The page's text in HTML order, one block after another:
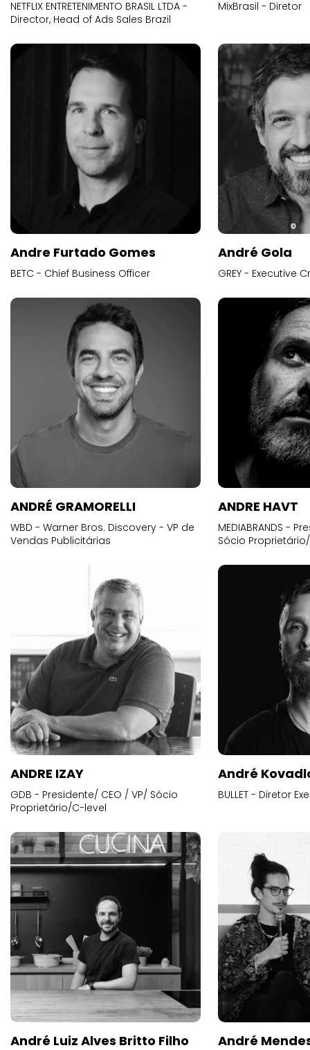
NETFLIX ENTRETENIMENTO BRASIL LTDA -
Director, Head of Ads Sales Brazil
MixBrasil - Diretor
Andre Furtado Gomes
BETC - Chief Business Officer
André Gola
GREY - Executive
ANDRÉ GRAMORELLI
WBD - Warner Bros. Discovery - VP de
Vendas Publicitárias
ANDRE HAVT
MEDIABRANDS -
Sócio
ANDRE IZAY
GDB - Presidente/ CEO / VP/ Sócio
Proprietário/C-level
André
BULLET - Diretor
André Luiz Alves Britto Filho André